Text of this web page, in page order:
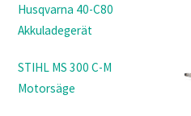
war:
€159,00
ist:
€149,00.
Husqvarna 40-C80
Akkuladegerät
Ursprünglicher
war:
€59,90
Aktueller
ist:
€55,90.
STIHL MS 300 C-M
Motorsäge
Ursprünglicher
Aktueller